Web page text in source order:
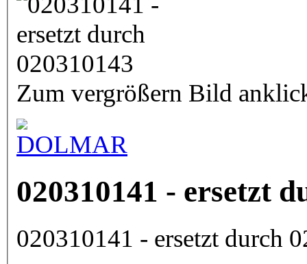
Zum vergrößern Bild
020310141 - ersetzt
020310141 - ersetzt durch